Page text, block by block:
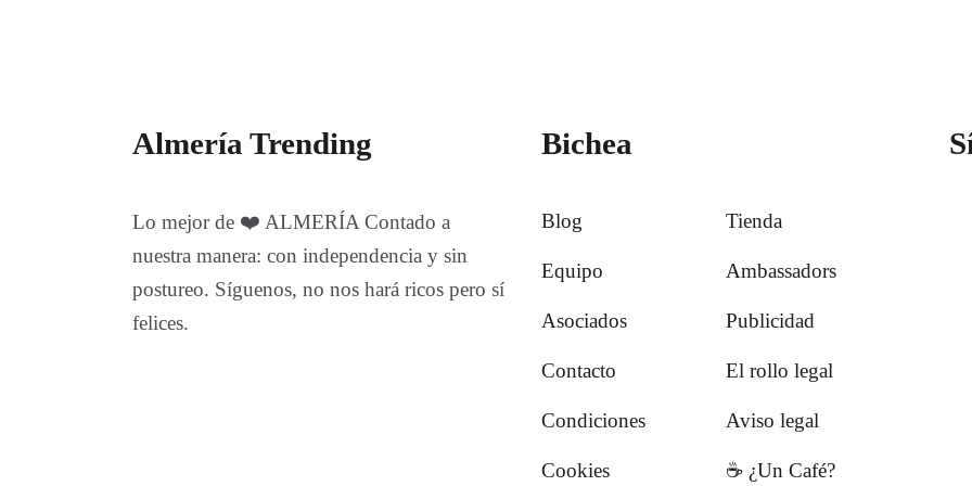
Almería Trending
Lo mejor de ❤️ ALMERÍA Contado a
nuestra manera: con independencia y sin
postureo. Síguenos, no nos hará ricos pero sí
felices.
Bichea
Blog Tienda
Equipo Ambassadors
Asociados Publicidad
Contacto El rollo legal
Condiciones Aviso legal
Cookies ☕️ ¿Un Café?